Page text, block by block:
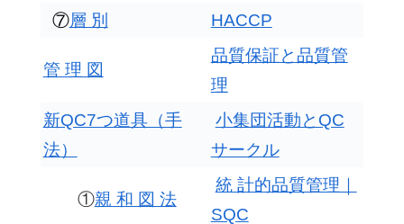
⑦層 別 HACCP
管 理 図
品質保証と品質管
理
新QC7つ道具（手
法）
小集団活動とQC
サークル
①親 和 図 法
統 計的品質管理｜
SQC